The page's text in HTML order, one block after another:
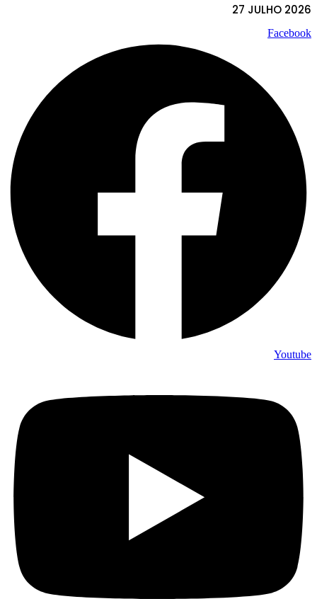
27 JULHO 2026
Facebook
Youtube